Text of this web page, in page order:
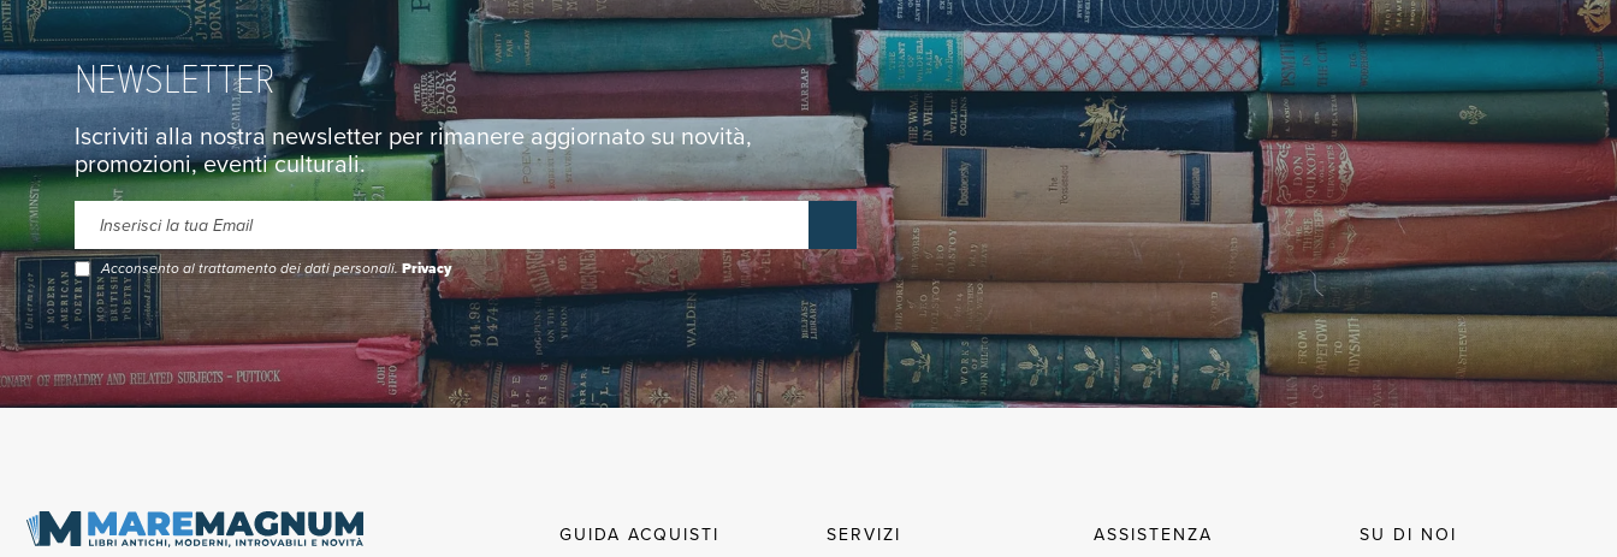
NEWSLETTER
Iscriviti alla nostra newsletter per rimanere aggiornato su novità,
promozioni, eventi culturali.
Acconsento al trattamento dei dati personali.Privacy
GUIDA ACQUISTI SERVIZI ASSISTENZA SU DI NOI